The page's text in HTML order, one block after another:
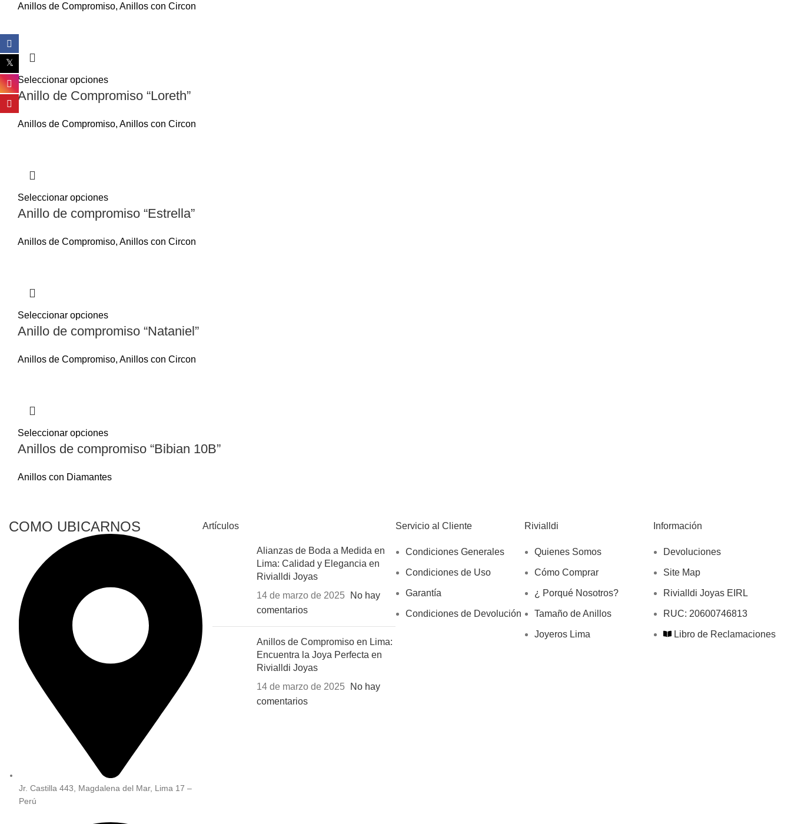
Anillos de Compromiso, Anillos con Circon
Seleccionar opciones
Anillo de Compromiso “Loreth”
Anillos de Compromiso, Anillos con Circon
Seleccionar opciones
Anillo de compromiso “Estrella”
Anillos de Compromiso, Anillos con Circon
Seleccionar opciones
Anillo de compromiso “Nataniel”
Anillos de Compromiso, Anillos con Circon
Seleccionar opciones
Anillos de compromiso “Bibian 10B”
Anillos con Diamantes
COMO UBICARNOS
Jr. Castilla 443, Magdalena del Mar, Lima 17 –
Perú
Artículos
Alianzas de Boda a Medida en
Lima: Calidad y Elegancia en
Rivialldi Joyas
14 de marzo de 2025
No hay
comentarios
Anillos de Compromiso en Lima:
Encuentra la Joya Perfecta en
Rivialldi Joyas
14 de marzo de 2025
No hay
comentarios
Servicio al Cliente
Condiciones Generales
Condiciones de Uso
Garantía
Condiciones de Devolución
Rivialldi
Quienes Somos
Cómo Comprar
¿ Porqué Nosotros?
Tamaño de Anillos
Joyeros Lima
Información
Devoluciones
Site Map
Rivialldi Joyas EIRL
RUC: 20600746813
Libro de Reclamaciones